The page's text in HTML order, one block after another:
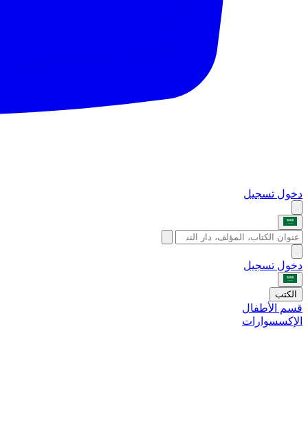
دخول تسجيل
دخول تسجيل
الكتب
قسم الأطفال
الإكسسوارات